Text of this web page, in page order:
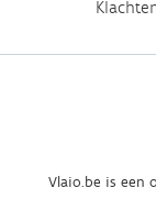
Vlaio.be is een